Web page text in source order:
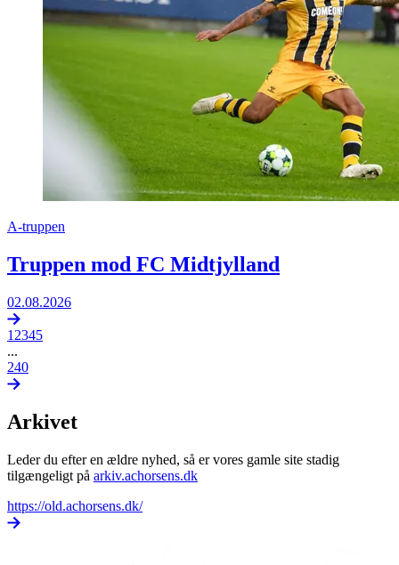
A-truppen
Truppen mod FC Midtjylland
02.08.2026
1 2345
...
240
Arkivet
Leder du efter en ældre nyhed, så er vores gamle site stadig
tilgængeligt på arkiv.achorsens.dk
https://old.achorsens.dk/